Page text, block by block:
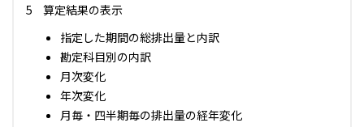
算定結果の表示
指定した期間の総排出量と内訳
勘定科目別の内訳
月次変化
年次変化
月毎・四半期毎の排出量の経年変化